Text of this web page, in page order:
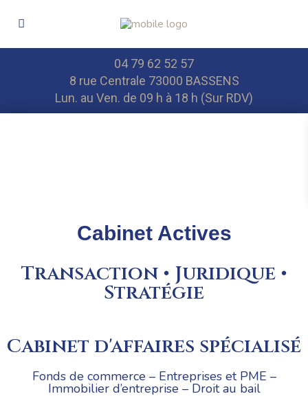
04 79 62 52 57
8 rue Centrale 73000 BASSENS
Lun. au Ven. de 09 h à 18 h (Sur RDV)
Cabinet Actives
Transaction • Juridique •
Stratégie
Cabinet d'affaires spécialisé
Fonds de commerce – Entreprises et PME –
Immobilier d’entreprise – Droit au bail